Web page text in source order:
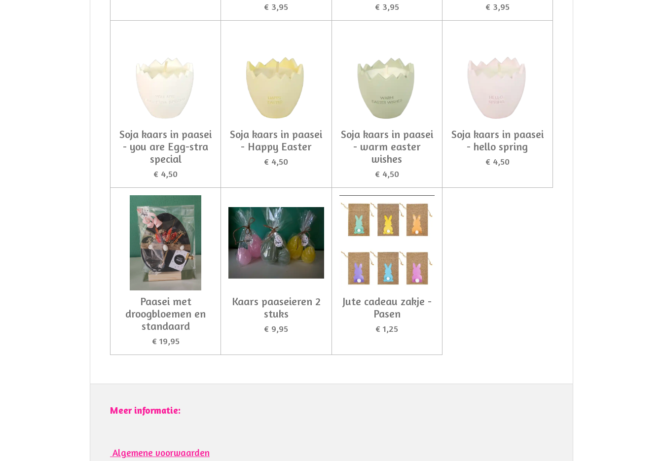
€ 3,95 € 3,95 € 3,95
Soja kaars in paasei
- you are Egg-stra
special
€ 4,50
Soja kaars in paasei
- Happy Easter
€ 4,50
Soja kaars in paasei
- warm easter
wishes
€ 4,50
Soja kaars in paasei
- hello spring
€ 4,50
Paasei met
droogbloemen en
standaard
€ 19,95
Kaars paaseieren 2
stuks
€ 9,95
Jute cadeau zakje -
Pasen
€ 1,25
Meer informatie:
Algemene voorwaarden